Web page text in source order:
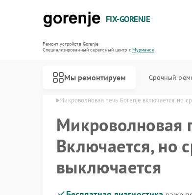
FIX-GORENJE
Ремонт устройств Gorenje
Специализированный cервисный центр г.Мурманск
Мы ремонтируем Срочный
в Мурманске Микроволновая печь Gorenje включается, но
Микроволновая
Включается, но
выключается